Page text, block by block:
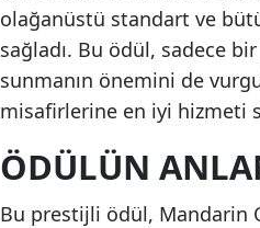
olağanüstü standart ve
sağladı. Bu ödül, sadece
sunmanın önemini de
misafirlerine en iyi hizmeti
ÖDÜLÜN
Bu prestijli ödül, Mandarin